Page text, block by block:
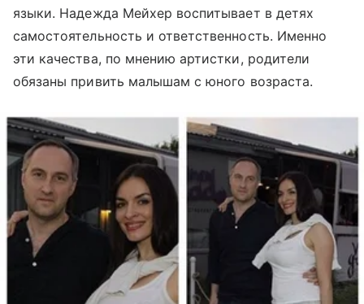
языки. Надежда Мейхер воспитывает в детях
самостоятельность и ответственность. Именно
эти качества, по мнению артистки, родители
обязаны привить малышам с юного возраста.